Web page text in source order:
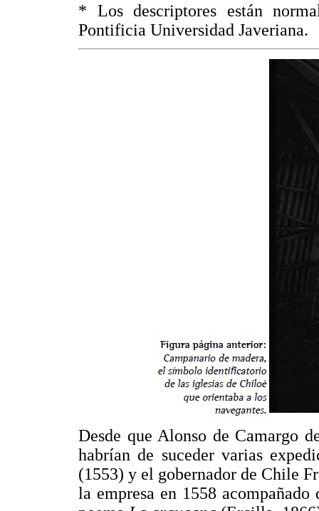
* Los descriptores están
Pontificia Universidad Javeriana.
Desde que Alonso de Camargo
habrían de suceder varias
(1553) y el gobernador de Chile
la empresa en 1558